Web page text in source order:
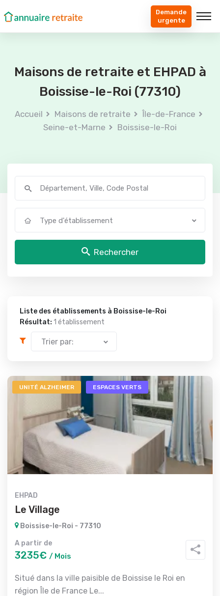
Demande
urgente
Maisons de retraite et EHPAD à
Boissise-le-Roi (77310)
Accueil Maisons de retraite
Île-de-France
Seine-et-Marne
Boissise-le-Roi
Type d'établissement
Rechercher
Liste des établissements à Boissise-le-Roi
Résultat: 1 établissement
Trier par:
UNITÉ ALZHEIMER ESPACES VERTS
EHPAD
Le Village
Boissise-le-Roi - 77310
A partir de
3235€ / Mois
Situé dans la ville paisible de Boissise le Roi en
région Île de France Le...